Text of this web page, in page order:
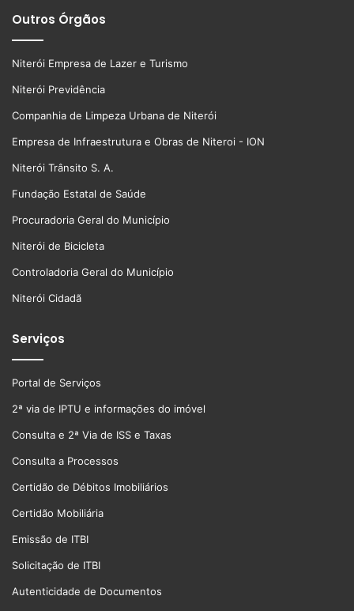
Outros Órgãos
Niterói Empresa de Lazer e Turismo
Niterói Previdência
Companhia de Limpeza Urbana de Niterói
Empresa de Infraestrutura e Obras de Niteroi - ION
Niterói Trânsito S. A.
Fundação Estatal de Saúde
Procuradoria Geral do Município
Niterói de Bicicleta
Controladoria Geral do Município
Niterói Cidadã
Serviços
Portal de Serviços
2ª via de IPTU e informações do imóvel
Consulta e 2ª Via de ISS e Taxas
Consulta a Processos
Certidão de Débitos Imobiliários
Certidão Mobiliária
Emissão de ITBI
Solicitação de ITBI
Autenticidade de Documentos